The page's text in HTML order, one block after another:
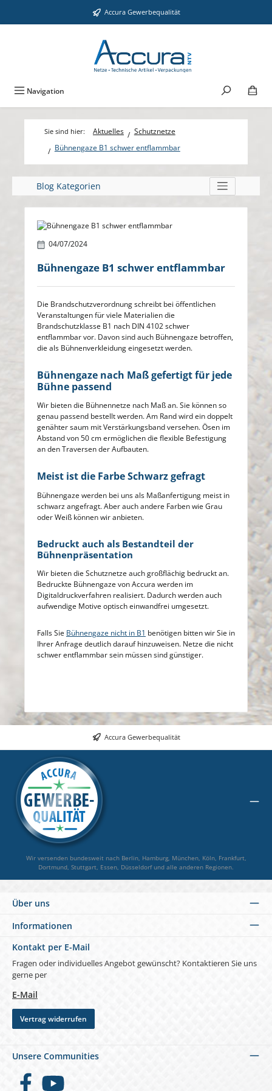
Zum Hauptinhalt springen Accura Gewerbequalität
Navigation
Aktuelles
Schutznetze
Bühnengaze B1 schwer entflammbar
Blog Kategorien
Bildergalerie überspringen
04/07/2024
Bühnengaze B1 schwer entflammbar
Die Brandschutzverordnung schreibt bei öffentlichen
Veranstaltungen für viele Materialien die
Brandschutzklasse B1 nach DIN 4102 schwer
entflammbar vor. Davon sind auch Bühnengaze betroffen,
die als Bühnenverkleidung eingesetzt werden.
Bühnengaze nach Maß gefertigt für jede
Bühne passend
Wir bieten die Bühnennetze nach Maß an. Sie können so
genau passend bestellt werden. Am Rand wird ein doppelt
genähter saum mit Verstärkungsband versehen. Ösen im
Abstand von 50 cm ermöglichen die flexible Befestigung
an den Traversen der Aufbauten.
Meist ist die Farbe Schwarz gefragt
Bühnengaze werden bei uns als Maßanfertigung meist in
schwarz angefragt. Aber auch andere Farben wie Grau
oder Weiß können wir anbieten.
Bedruckt auch als Bestandteil der
Bühnenpräsentation
Wir bieten die Schutznetze auch großflächig bedruckt an.
Bedruckte Bühnengaze von Accura werden im
Digitaldruckverfahren realisiert. Dadurch werden auch
aufwendige Motive optisch einwandfrei umgesetzt.
Falls Sie Bühnengaze nicht in B1 benötigen bitten wir Sie in
Ihrer Anfrage deutlich darauf hinzuweisen. Netze die nicht
schwer entflammbar sein müssen sind günstiger.
Accura Gewerbequalität
Wir versenden bundesweit nach Berlin, Hamburg, München, Köln, Frankfurt,
Dortmund, Stuttgart, Essen, Düsseldorf und alle anderen Regionen.
Über uns
Informationen
Kontakt per E-Mail
Fragen oder individuelles Angebot gewünscht? Kontaktieren Sie uns
gerne per
E-Mail
Vertrag widerrufen
Unsere Communities
FacebookYouTube